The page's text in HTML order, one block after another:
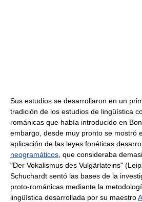
Sus estudios se desarrollaron en un
tradición de los estudios de lingüística
románicas que había introducido en
embargo, desde muy pronto se mostró
aplicación de las leyes fonéticas
neogramáticos , que consideraba
"Der Vokalismus des Vulgärlateins"
Schuchardt sentó las bases de la
proto-románicas mediante la
lingüística desarrollada por su maestro